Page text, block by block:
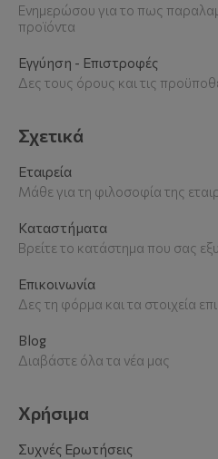
Ενημερώσου για το πως
προϊόντα
Εγγύηση - Επιστροφές
Δες τους όρους και τις
Σχετικά
Εταιρεία
Μάθε για τη φιλοσοφία της
Καταστήματα
Βρείτε το κατάστημα που σας
Επικοινωνία
Δες τη φόρμα και τα στοιχεία
Blog
Διαβάστε όλα τα νέα μας
Χρήσιμα
Συχνές Ερωτήσεις